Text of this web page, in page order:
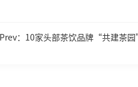
Prev：10家头部茶饮品牌“共建茶